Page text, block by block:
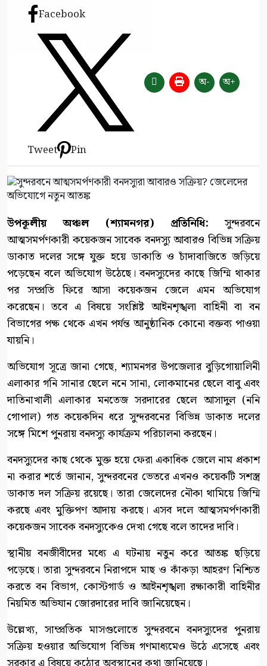
Facebook
Tweet Pin
অ- অ+
উপকূলীয় অঞ্চল (শ্যামনগর) প্রতিনিধি: সুন্দরবনে
আত্মসমর্পণকারী কয়েকজন সাবেক বনদস্যু আবারও বিভিন্ন সক্রিয়
ডাকাত দলের সঙ্গে যুক্ত হয়ে ডাকাতি ও চাঁদাবাজিতে জড়িয়ে
পড়েছেন বলে অভিযোগ উঠেছে। বনদস্যুদের কাছে জিম্মি থাকার
পর সম্প্রতি ফিরে আসা কয়েকজন জেলে এমন অভিযোগ
করেছেন। তবে এ বিষয়ে সংশ্লিষ্ট আইনশৃঙ্খলা বাহিনী বা বন
বিভাগের পক্ষ থেকে এখন পর্যন্ত আনুষ্ঠানিক কোনো বক্তব্য পাওয়া
যায়নি।
অভিযোগ সূত্রে জানা গেছে, শ্যামনগর উপজেলার বুড়িগোয়ালিনী
এলাকার গনি সানার ছেলে ননে সানা, লোকমানের ছেলে বাবু এবং
দাতিনাখালী এলাকার মনতেজ সরদারের ছেলে আসাদুল (ননি
গোপাল) গত কয়েকদিন ধরে সুন্দরবনের বিভিন্ন ডাকাত দলের
সঙ্গে মিশে পুনরায় বনদস্যু কার্যক্রম পরিচালনা করছেন।
বনদস্যুদের কাছ থেকে মুক্ত হয়ে ফেরা একাধিক জেলে নাম প্রকাশ
না করার শর্তে জানান, সুন্দরবনের ভেতরে এখনও কয়েকটি সশস্ত্র
ডাকাত দল সক্রিয় রয়েছে। তারা জেলেদের নৌকা থামিয়ে জিম্মি
করছে এবং মুক্তিপণ আদায় করছে। এসব দলে আত্মসমর্পণকারী
কয়েকজন সাবেক বনদস্যুকেও দেখা গেছে বলে তাদের দাবি।
স্থানীয় বনজীবীদের মধ্যে এ ঘটনায় নতুন করে আতঙ্ক ছড়িয়ে
পড়েছে। তারা সুন্দরবনে নিরাপদে মাছ ও কাঁকড়া আহরণ নিশ্চিত
করতে বন বিভাগ, কোস্টগার্ড ও আইনশৃঙ্খলা রক্ষাকারী বাহিনীর
নিয়মিত অভিযান জোরদারের দাবি জানিয়েছেন।
উল্লেখ্য, সাম্প্রতিক মাসগুলোতে সুন্দরবনে বনদস্যুদের পুনরায়
সক্রিয় হওয়ার অভিযোগ বিভিন্ন গণমাধ্যমেও উঠে এসেছে এবং